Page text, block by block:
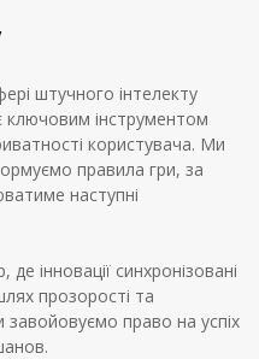
штучного інтелекту
ключовим інструментом
користувача. Ми
правила гри, за
наступні
інновації синхронізовані
прозорості та
завойовуємо право на успіх